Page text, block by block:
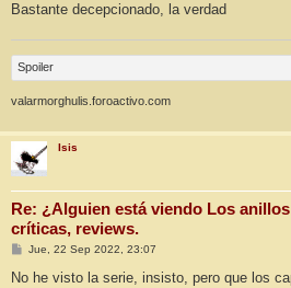
Bastante decepcionado, la verdad
Spoiler
valarmorghulis.foroactivo.com
Isis
Re: ¿Alguien está viendo Los
críticas, reviews.
M
n
Jue, 22 Sep 2022, 23:07
No he visto la serie, insisto, pero que los